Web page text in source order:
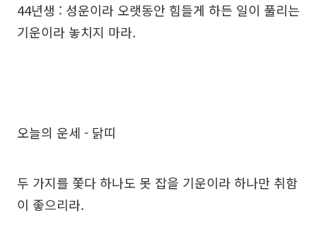
44년생 : 성운이라 오랫동안 힘들게 하든 일이 풀리는
기운이라 놓치지 마라.
오늘의 운세 - 닭띠
두 가지를 쫓다 하나도 못 잡을 기운이라 하나만 취함
이 좋으리라.